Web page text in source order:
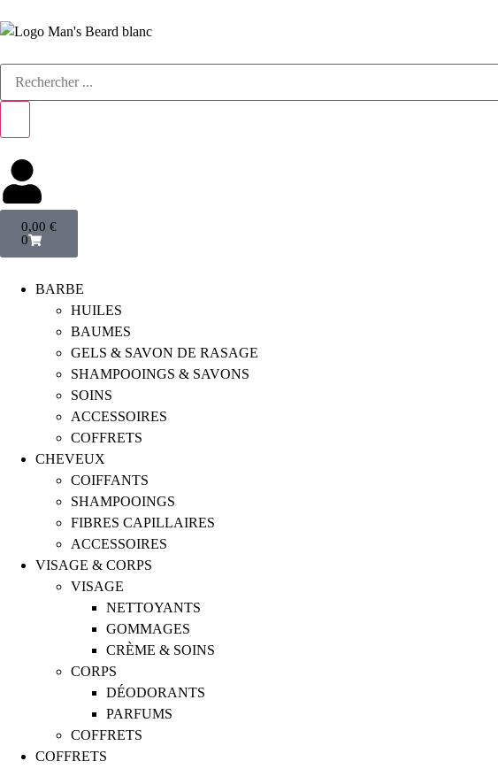
0,00 €
0
BARBE
HUILES
BAUMES
GELS & SAVON DE RASAGE
SHAMPOOINGS & SAVONS
SOINS
ACCESSOIRES
COFFRETS
CHEVEUX
COIFFANTS
SHAMPOOINGS
FIBRES CAPILLAIRES
ACCESSOIRES
VISAGE & CORPS
VISAGE
NETTOYANTS
GOMMAGES
CRÈME & SOINS
CORPS
DÉODORANTS
PARFUMS
COFFRETS
COFFRETS